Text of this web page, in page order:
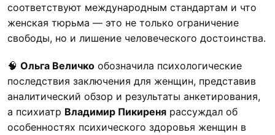
соответствуют международным стандартам и что
женская тюрьма — это не только ограничение
свободы, но и лишение человеческого достоинства.
🧠 Ольга Величко обозначила психологические
последствия заключения для женщин, представив
аналитический обзор и результаты анкетирования,
а психиатр Владимир Пикиреня рассуждал об
особенностях психического здоровья женщин в